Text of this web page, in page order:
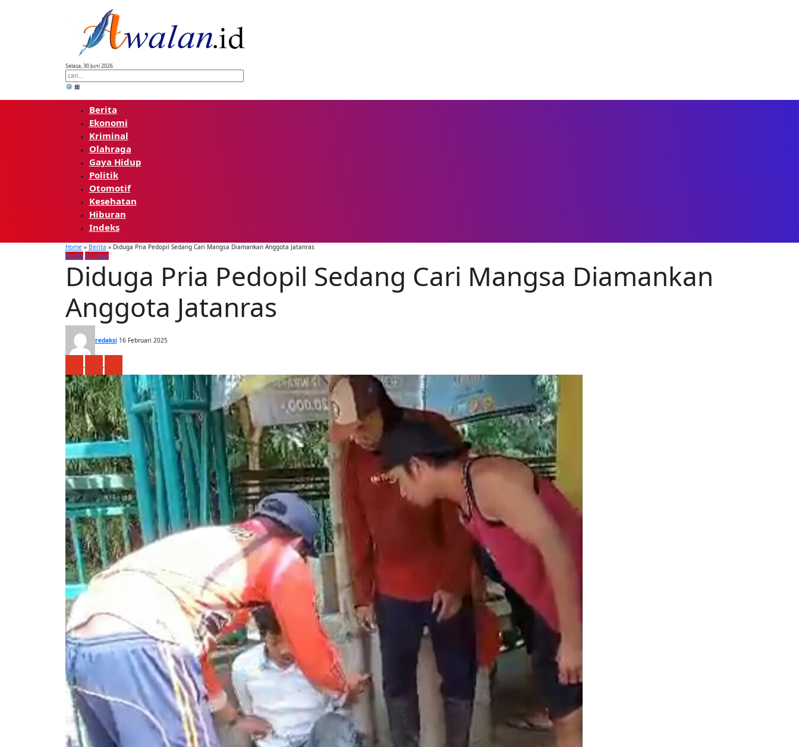
Selasa, 30 Juni 2026
⚙️ ▦
Berita
Ekonomi
Kriminal
Olahraga
Gaya Hidup
Politik
Otomotif
Kesehatan
Hiburan
Indeks
Home» Berita » Diduga Pria Pedopil Sedang Cari Mangsa Diamankan Anggota Jatanras
Berita Kriminal
Diduga Pria Pedopil Sedang Cari Mangsa Diamankan
Anggota Jatanras
redaksi 16 Februari 2025